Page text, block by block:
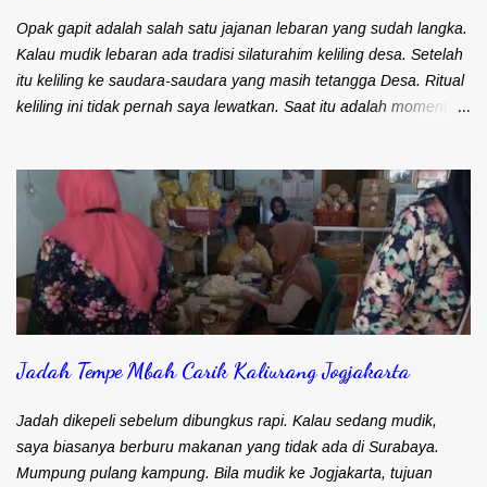
tempat wisata yang 'baru' tersebut? Tempat wisata 10 Bali baru
meliputi: 1. Danau Toba di Sumatera Utara 2...
Opak gapit adalah salah satu jajanan lebaran yang sudah langka.
Kalau mudik lebaran ada tradisi silaturahim keliling desa. Setelah
itu keliling ke saudara-saudara yang masih tetangga Desa. Ritual
keliling ini tidak pernah saya lewatkan. Saat itu adalah moment
perburuan saya adalah opak gapit. Jajanan ini sering disebut juga
dengan nama opak gambir atau kue semprong. Kalau di daerah
Blitar, Kediri, Malang dan sekitarnya menyebut jajanan ini opak
gambir. Kalau daerah Nganjuk, Jombang, Tulungagung,
Trenggalek menyebutnya opak gapit. Kalau di Surabaya saya
pernah dengar orang menyebut jajanan ini dengan kue
nama apa? Kalau di Desa, opak gapit selalu dibikin sendiri. Ada
Oleh karena itu, setiap keluarga mempunyai rasa yang berbeda
meskip...
Jadah Tempe Mbah Carik Kaliurang Jogjakarta
Jadah dikepeli sebelum dibungkus rapi. Kalau sedang mudik,
saya biasanya berburu makanan yang tidak ada di Surabaya.
Mumpung pulang kampung. Bila mudik ke Jogjakarta, tujuan